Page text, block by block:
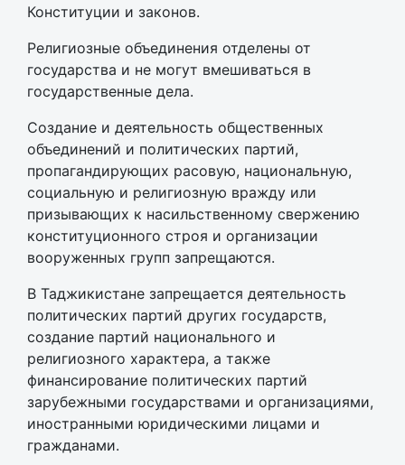
Конституции и законов.
Религиозные объединения отделены от
государства и не могут вмешиваться в
государственные дела.
Создание и деятельность общественных
объединений и политических партий,
пропагандирующих расовую, национальную,
социальную и религиозную вражду или
призывающих к насильственному свержению
конституционного строя и организации
вооруженных групп запрещаются.
В Таджикистане запрещается деятельность
политических партий других государств,
создание партий национального и
религиозного характера, а также
финансирование политических партий
зарубежными государствами и организациями,
иностранными юридическими лицами и
гражданами.